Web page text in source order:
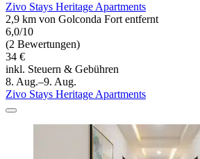
Zivo Stays Heritage Apartments
2,9 km von Golconda Fort entfernt
6,0/10
(2 Bewertungen)
34 €
inkl. Steuern & Gebühren
8. Aug.–9. Aug.
Zivo Stays Heritage Apartments